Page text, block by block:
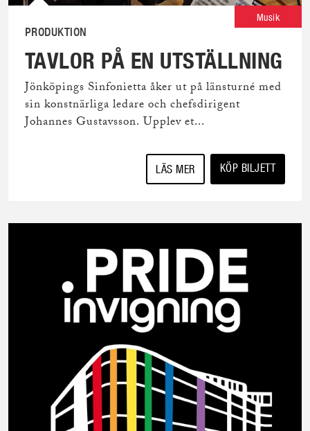
Musik
PRODUKTION
TAVLOR PÅ EN UTSTÄLLNING
Jönköpings Sinfonietta åker ut på länsturné med
sin konstnärliga ledare och chefsdirigent
Johannes Gustavsson. Upplev et...
LÄS MER KÖP BILJETT